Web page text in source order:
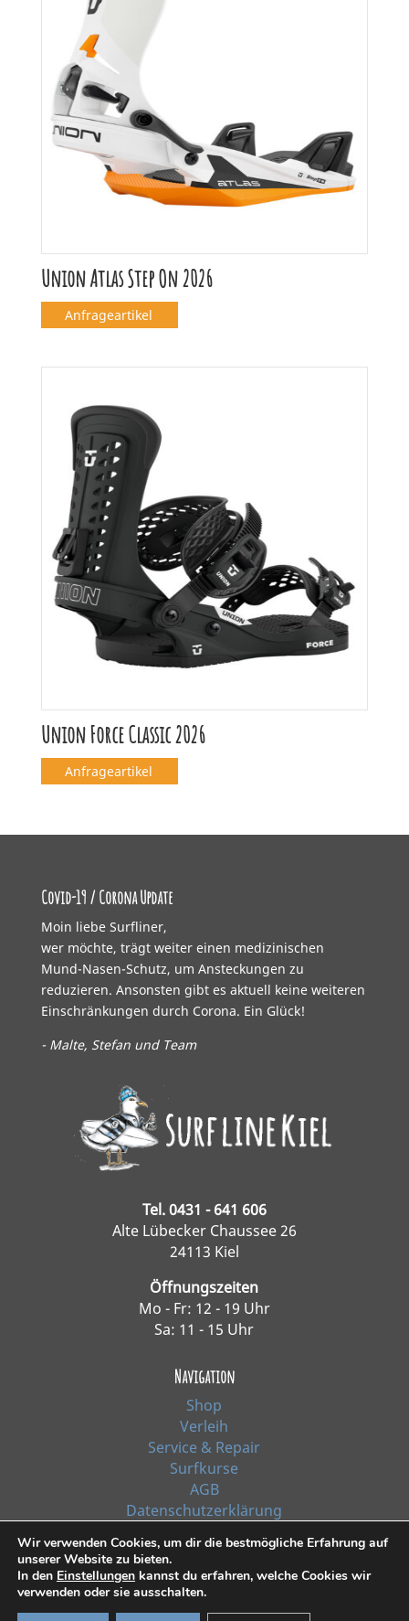
Union Atlas Step On 2026
Anfrageartikel
Union Force Classic 2026
Anfrageartikel
Covid-19 / Corona Update
Moin liebe Surfliner,
wer möchte, trägt weiter einen medizinischen
Mund-Nasen-Schutz, um Ansteckungen zu
reduzieren. Ansonsten gibt es aktuell keine weiteren
Einschränkungen durch Corona. Ein Glück!
- Malte, Stefan und Team
Tel. 0431 - 641 606
Alte Lübecker Chaussee 26
24113 Kiel
Öffnungszeiten
Mo - Fr: 12 - 19 Uhr
Sa: 11 - 15 Uhr
Navigation
Shop
Verleih
Service & Repair
Surfkurse
AGB
Datenschutzerklärung
*Alle Preise inkl. Ust. zzgl. Versandkosten
Wir verwenden Cookies, um dir die bestmögliche Erfahrung auf
unserer Website zu bieten.
In den Einstellungen kannst du erfahren, welche Cookies wir
verwenden oder sie ausschalten.